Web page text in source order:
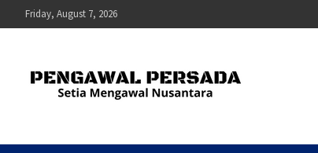
to
Friday, August 7, 2026
Pengawal Persada